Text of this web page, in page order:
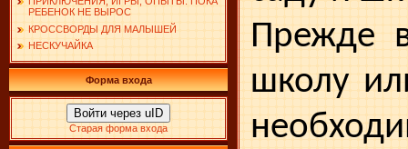
РЕБЕНОК НЕ ВЫРОС
КРОССВОРДЫ ДЛЯ МАЛЫШЕЙ
НЕСКУЧАЙКА
Форма входа
Войти через uID
Старая форма входа
Прежде
школу